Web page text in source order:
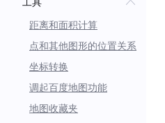
工具
距离和面积计算
点和其他图形的位置关系
坐标转换
调起百度地图功能
地图收藏夹